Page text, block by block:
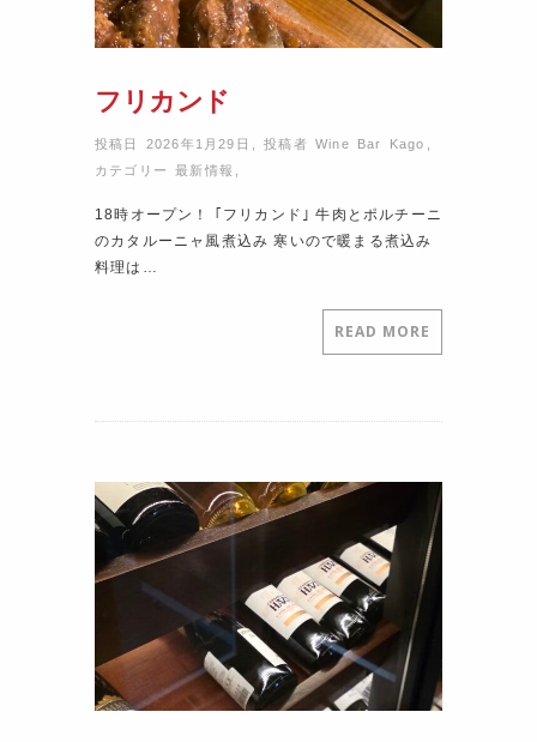
フリカンド
投稿日 2026年1月29日 ,投稿者Wine Bar Kago
カテゴリー最新情報
18時オープン！ ｢フリカンド｣ 牛肉とポルチーニ
のカタルーニャ風煮込み 寒いので暖まる煮込み
料理は…
READ MORE